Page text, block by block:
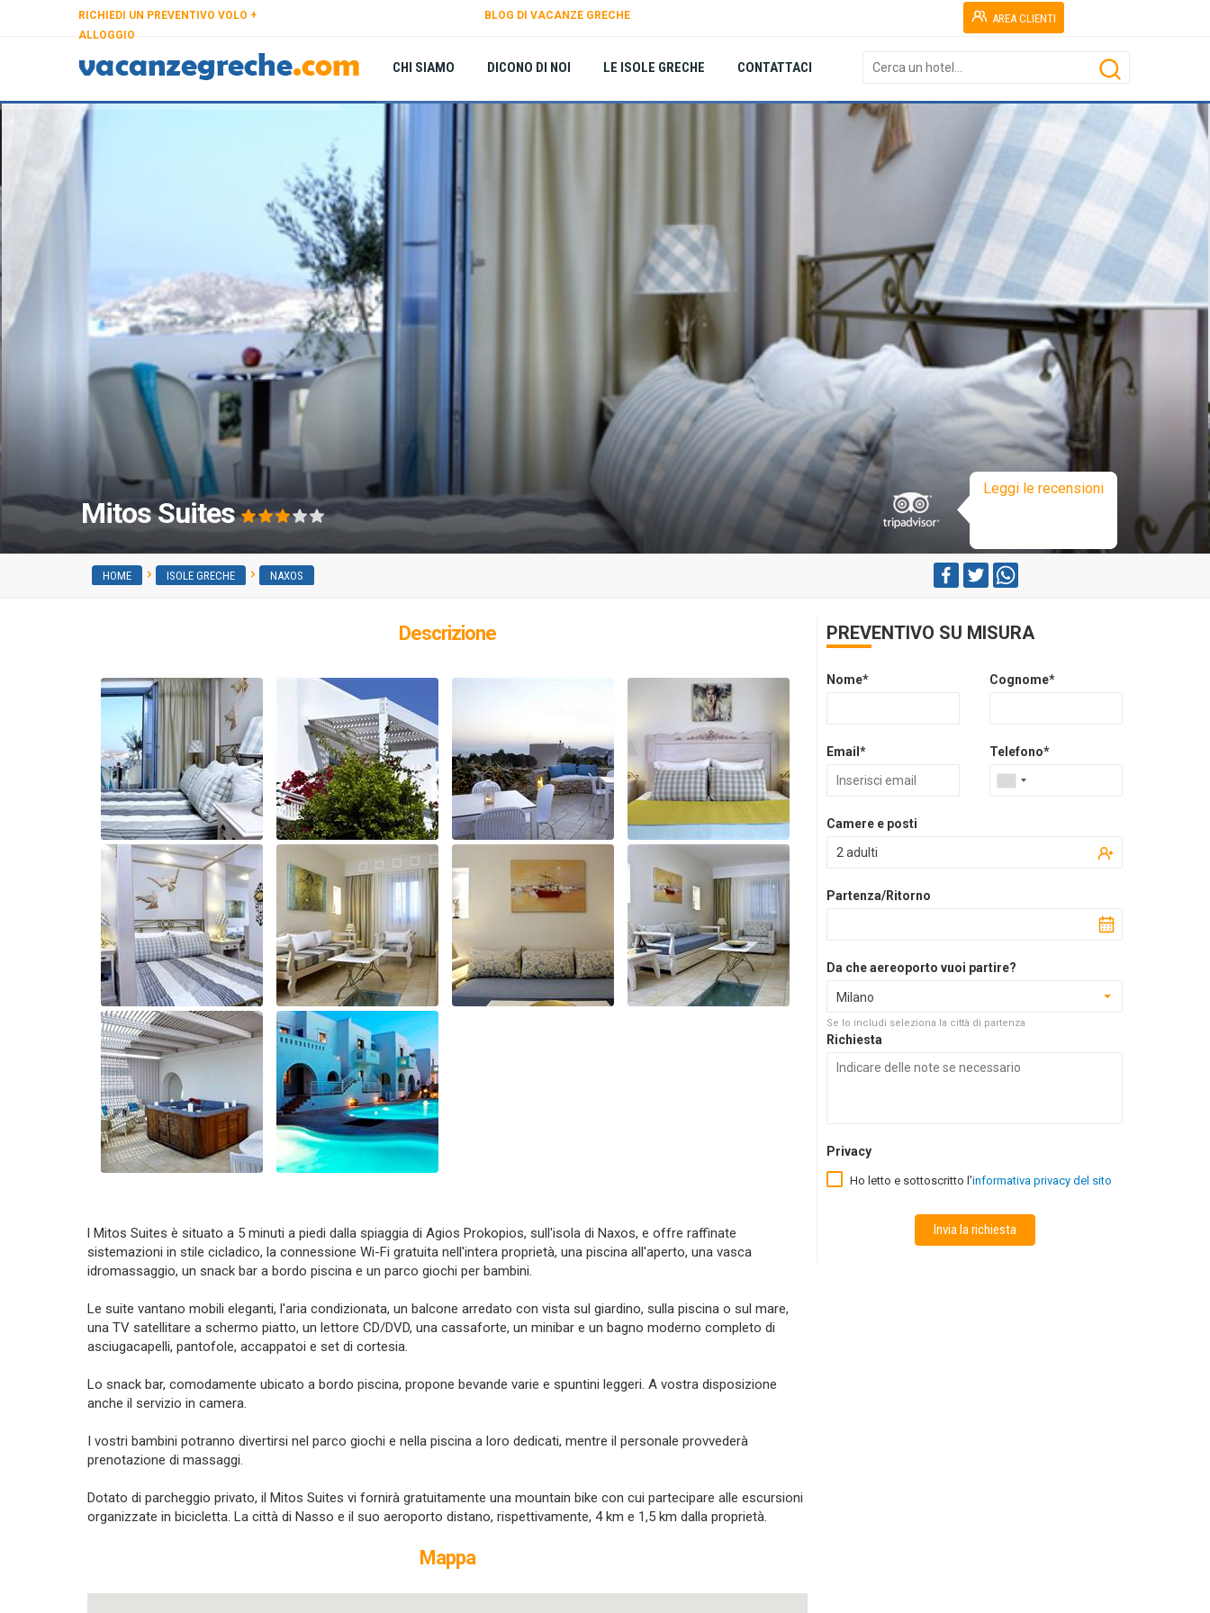
AREA CLIENTI
RICHIEDI UN PREVENTIVO VOLO +
ALLOGGIO
BLOG DI VACANZE GRECHE
CHI SIAMO DICONO DI NOI LE ISOLE GRECHE CONTATTACI
Leggi le recensioni
Mitos Suites
HOME ISOLE GRECHE NAXOS
Descrizione
l Mitos Suites è situato a 5 minuti a piedi dalla spiaggia di Agios Prokopios, sull'isola di Naxos, e offre raffinate
sistemazioni in stile cicladico, la connessione Wi-Fi gratuita nell'intera proprietà, una piscina all'aperto, una vasca
idromassaggio, un snack bar a bordo piscina e un parco giochi per bambini.
Le suite vantano mobili eleganti, l'aria condizionata, un balcone arredato con vista sul giardino, sulla piscina o sul mare,
una TV satellitare a schermo piatto, un lettore CD/DVD, una cassaforte, un minibar e un bagno moderno completo di
asciugacapelli, pantofole, accappatoi e set di cortesia.
Lo snack bar, comodamente ubicato a bordo piscina, propone bevande varie e spuntini leggeri. A vostra disposizione
anche il servizio in camera.
I vostri bambini potranno divertirsi nel parco giochi e nella piscina a loro dedicati, mentre il personale provvederà
prenotazione di massaggi.
Dotato di parcheggio privato, il Mitos Suites vi fornirà gratuitamente una mountain bike con cui partecipare alle escursioni
organizzate in bicicletta. La città di Nasso e il suo aeroporto distano, rispettivamente, 4 km e 1,5 km dalla proprietà.
Mappa
PREVENTIVO SU MISURA
Nome* Cognome*
Email* Telefono*
Camere e posti
2 adulti
Partenza/Ritorno
Da che aereoporto vuoi partire?
Milano
Se lo includi seleziona la città di partenza
Richiesta
Privacy
Ho letto e sottoscritto l'informativa privacy del sito
Invia la richiesta